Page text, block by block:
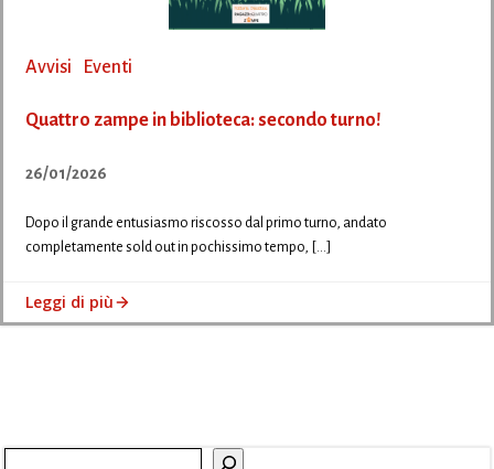
Avvisi Eventi
Quattro zampe in biblioteca: secondo turno!
26/01/2026
Dopo il grande entusiasmo riscosso dal primo turno, andato
completamente sold out in pochissimo tempo, […]
Leggi di più